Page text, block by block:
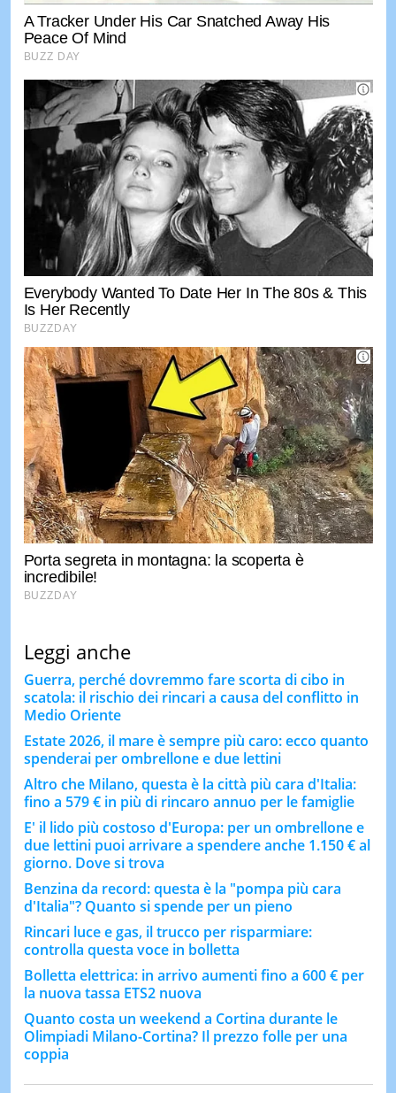
Leggi anche
Guerra, perché dovremmo fare scorta di cibo in
scatola: il rischio dei rincari a causa del conflitto in
Medio Oriente
Estate 2026, il mare è sempre più caro: ecco quanto
spenderai per ombrellone e due lettini
Altro che Milano, questa è la città più cara d'Italia:
fino a 579 € in più di rincaro annuo per le famiglie
E' il lido più costoso d'Europa: per un ombrellone e
due lettini puoi arrivare a spendere anche 1.150 € al
giorno. Dove si trova
Benzina da record: questa è la "pompa più cara
d'Italia"? Quanto si spende per un pieno
Rincari luce e gas, il trucco per risparmiare:
controlla questa voce in bolletta
Bolletta elettrica: in arrivo aumenti fino a 600 € per
la nuova tassa ETS2 nuova
Quanto costa un weekend a Cortina durante le
Olimpiadi Milano-Cortina? Il prezzo folle per una
coppia